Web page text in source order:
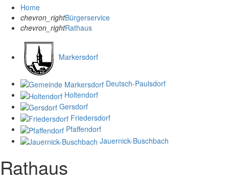
Home
chevron_rightBürgerservice
chevron_rightRathaus
Markersdorf
Deutsch-Paulsdorf
Holtendorf
Gersdorf
Friedersdorf
Pfaffendorf
Jauernick-Buschbach
Rathaus